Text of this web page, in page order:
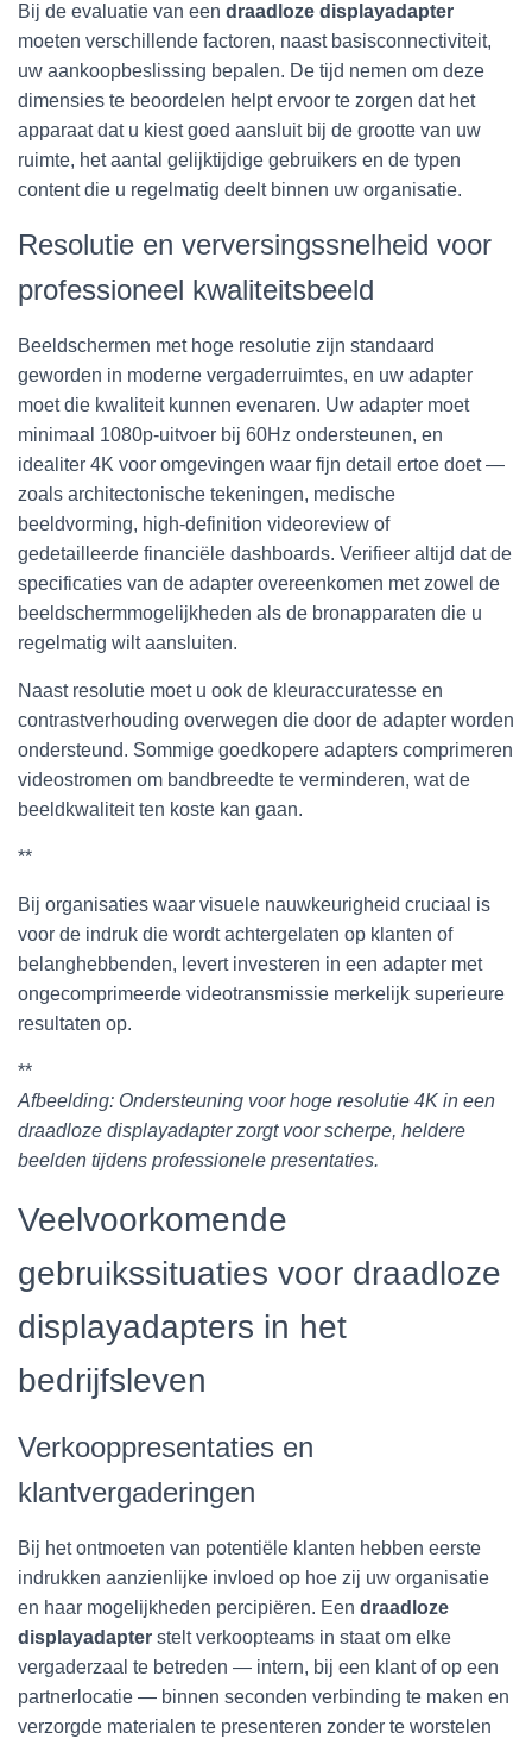
Bij de evaluatie van een draadloze displayadapter
moeten verschillende factoren, naast basisconnectiviteit,
uw aankoopbeslissing bepalen. De tijd nemen om deze
dimensies te beoordelen helpt ervoor te zorgen dat het
apparaat dat u kiest goed aansluit bij de grootte van uw
ruimte, het aantal gelijktijdige gebruikers en de typen
content die u regelmatig deelt binnen uw organisatie.
Resolutie en verversingssnelheid voor
professioneel kwaliteitsbeeld
Beeldschermen met hoge resolutie zijn standaard
geworden in moderne vergaderruimtes, en uw adapter
moet die kwaliteit kunnen evenaren. Uw adapter moet
minimaal 1080p-uitvoer bij 60Hz ondersteunen, en
idealiter 4K voor omgevingen waar fijn detail ertoe doet —
zoals architectonische tekeningen, medische
beeldvorming, high-definition videoreview of
gedetailleerde financiële dashboards. Verifieer altijd dat de
specificaties van de adapter overeenkomen met zowel de
beeldschermmogelijkheden als de bronapparaten die u
regelmatig wilt aansluiten.
Naast resolutie moet u ook de kleuraccuratesse en
contrastverhouding overwegen die door de adapter worden
ondersteund. Sommige goedkopere adapters comprimeren
videostromen om bandbreedte te verminderen, wat de
beeldkwaliteit ten koste kan gaan.
**
Bij organisaties waar visuele nauwkeurigheid cruciaal is
voor de indruk die wordt achtergelaten op klanten of
belanghebbenden, levert investeren in een adapter met
ongecomprimeerde videotransmissie merkelijk superieure
resultaten op.
**
Afbeelding: Ondersteuning voor hoge resolutie 4K in een
draadloze displayadapter zorgt voor scherpe, heldere
beelden tijdens professionele presentaties.
Veelvoorkomende
gebruikssituaties voor draadloze
displayadapters in het
bedrijfsleven
Verkooppresentaties en
klantvergaderingen
Bij het ontmoeten van potentiële klanten hebben eerste
indrukken aanzienlijke invloed op hoe zij uw organisatie
en haar mogelijkheden percipiëren. Een draadloze
displayadapter stelt verkoopteams in staat om elke
vergaderzaal te betreden — intern, bij een klant of op een
partnerlocatie — binnen seconden verbinding te maken en
verzorgde materialen te presenteren zonder te worstelen